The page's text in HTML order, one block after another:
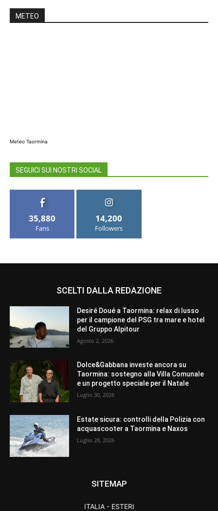
METEO
Meteo Taormina
SEGUICI SUI NOSTRI SOCIAL
35,880
Fans
14,200
Followers
SCELTI DALLA REDAZIONE
Desiré Doué a Taormina: relax di lusso
per il campione del PSG tra mare e hotel
del Gruppo Alpitour
Agosto 2, 2026
Dolce&Gabbana investe ancora su
Taormina: sostegno alla Villa Comunale
e un progetto speciale per il Natale
Luglio 30, 2026
Estate sicura: controlli della Polizia con
acquascooter a Taormina e Naxos
Luglio 28, 2026
SITEMAP
ITALIA - ESTERI